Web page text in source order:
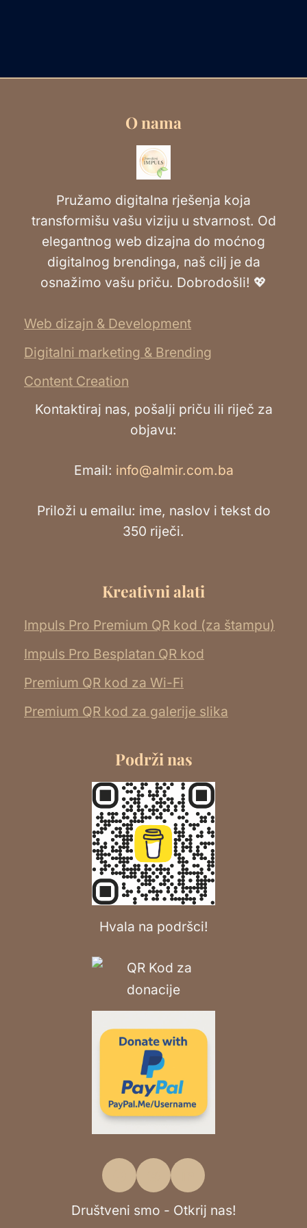
O nama
Pružamo digitalna rješenja koja
transformišu vašu viziju u stvarnost. Od
elegantnog web dizajna do moćnog
digitalnog brendinga, naš cilj je da
osnažimo vašu priču. Dobrodošli! 💖
Web dizajn & Development
Digitalni marketing & Brending
Content Creation
Kontaktiraj nas, pošalji priču ili riječ za
objavu:
Email: info@almir.com.ba
Priloži u emailu: ime, naslov i tekst do
350 riječi.
Kreativni alati
Impuls Pro Premium QR kod (za štampu)
Impuls Pro Besplatan QR kod
Premium QR kod za Wi-Fi
Premium QR kod za galerije slika
Podrži nas
Hvala na podršci!
Društveni smo - Otkrij nas!